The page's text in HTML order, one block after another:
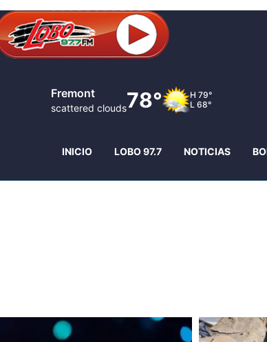
Fremont
scattered clouds78° H 79°
L 68°
INICIO LOBO 97.7 NOTICIAS